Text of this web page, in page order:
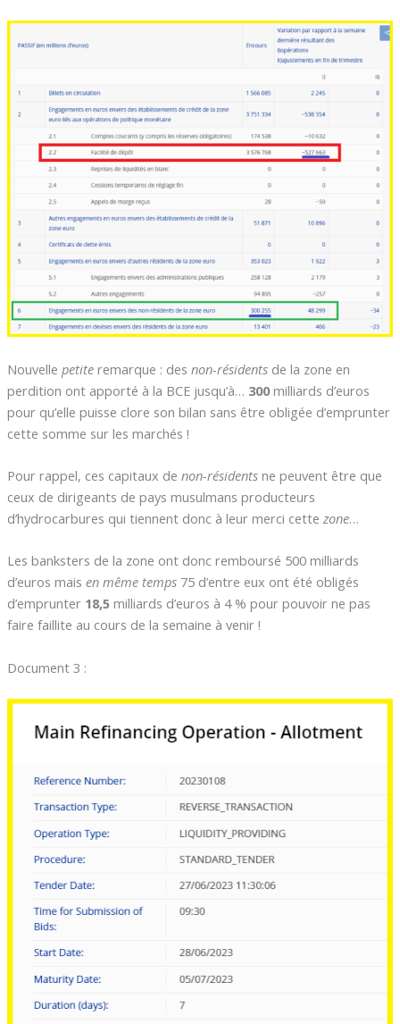
Nouvelle petiteremarque : des non-résidentsde la zone en
perdition ont apporté à la BCE jusqu’à… 300milliards d’euros
pour qu’elle puisse clore son bilan sans être obligée d’emprunter
cette somme sur les marchés !
Pour rappel, ces capitaux de non-résidentsne peuvent être que
ceux de dirigeants de pays musulmans producteurs
d’hydrocarbures qui tiennent donc à leur merci cette zone…
Les banksters de la zone ont donc remboursé 500 milliards
d’euros mais en même temps75 d’entre eux ont été obligés
d’emprunter 18,5milliards d’euros à 4 % pour pouvoir ne pas
faire faillite au cours de la semaine à venir !
Document 3 :